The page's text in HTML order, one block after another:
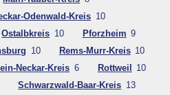
Odenwald-Kreis 10
Ostalbkreis 10 Pforzheim 9
10 Rems-Murr-Kreis 10
Neckar-Kreis 6 Rottweil
10
Schwarzwald-Baar-Kreis 13